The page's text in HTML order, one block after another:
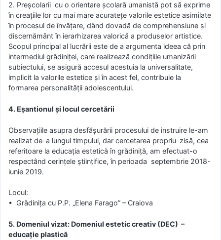
2. Preşcolarii cu o orientare şcolară umanistă pot să exprime
în creaţiile lor cu mai mare acurateţe valorile estetice asimilate
în procesul de învăţare, dând dovadă de comprehensiune şi
discernământ în ierarhizarea valorică a produselor artistice.
Scopul principal al lucrării este de a argumenta ideea că prin
intermediul grădiniţei, care realizează condiţiile umanizării
subiectului, se asigură accesul acestuia la universalitate,
implicit la valorile estetice şi în acest fel, contribuie la
formarea personalităţii adolescentului.
4. Eșantionul şi locul cercetării
Observaţiile asupra desfăşurării procesului de instruire le-am
realizat de-a lungul timpului, dar cercetarea propriu-zisă, cea
referitoare la educaţia estetică în grădiniţă, am efectuat-o
respectând cerinţele ştiinţifice, în perioada septembrie 2018-
iunie 2019.
Locul:
• Grădiniţa cu P.P. „Elena Farago” – Craiova
5. Domeniul vizat: Domeniul estetic creativ (DEC) –
educaţie plastică